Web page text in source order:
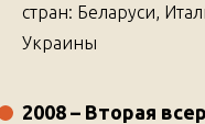
стран: Беларуси,
Украины
2008 – Вторая